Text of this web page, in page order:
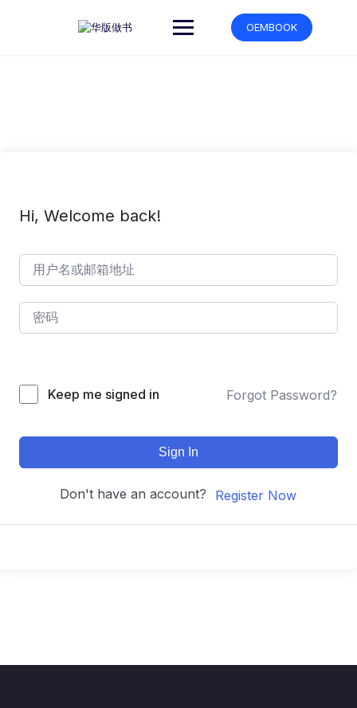
OEMBOOK
Hi, Welcome back!
Keep me signed in Forgot Password?
Sign In
Don't have an account? Register Now